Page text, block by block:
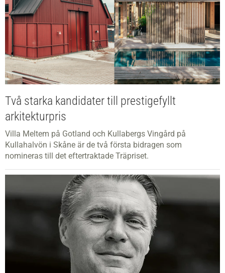
Två starka kandidater till prestigefyllt
arkitekturpris
Villa Meltem på Gotland och Kullabergs Vingård på
Kullahalvön i Skåne är de två första bidragen som
nomineras till det eftertraktade Träpriset.